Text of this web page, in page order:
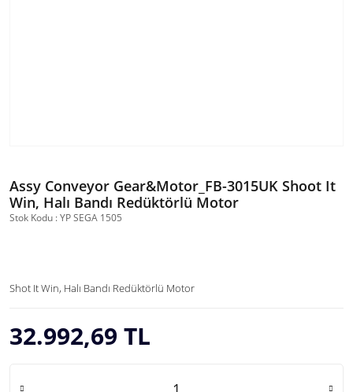
Assy Conveyor Gear&Motor_FB-3015UK Shoot It
Win, Halı Bandı Redüktörlü Motor
Stok Kodu : YP SEGA 1505
Shot It Win, Halı Bandı Redüktörlü Motor
32.992,69 TL